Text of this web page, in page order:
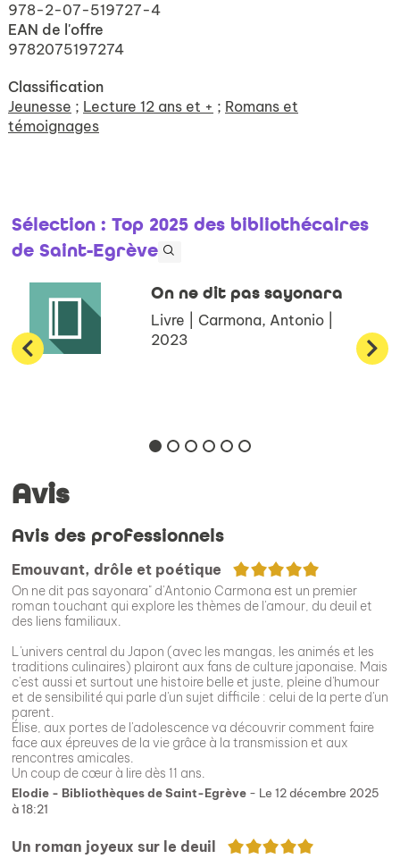
978-2-07-519727-4
EAN de l'offre
9782075197274
Classification
Jeunesse ; Lecture 12 ans et + ; Romans et
témoignages
Sélection : Top 2025 des bibliothécaires
de Saint-Egrève
On ne dit pas sayonara
Livre | Carmona, Antonio |
2023
Avis
Avis des professionnels
Emouvant, drôle et poétique 5/5
On ne dit pas sayonara" d'Antonio Carmona est un premier
roman touchant qui explore les thèmes de l'amour, du deuil et
des liens familiaux.
L'univers central du Japon (avec les mangas, les animés et les
traditions culinaires) plairont aux fans de culture japonaise. Mais
c'est aussi et surtout une histoire belle et juste, pleine d'humour
et de sensibilité qui parle d'un sujet difficile : celui de la perte d'un
parent.
Élise, aux portes de l'adolescence va découvrir comment faire
face aux épreuves de la vie grâce à la transmission et aux
rencontres amicales.
Un coup de cœur à lire dès 11 ans.
Elodie - Bibliothèques de Saint-Egrève - Le 12 décembre 2025
à 18:21
Un roman joyeux sur le deuil 5/5